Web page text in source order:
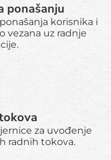
ponašanju
korisnika i
vezana uz radnje
za uvođenje
radnih tokova.